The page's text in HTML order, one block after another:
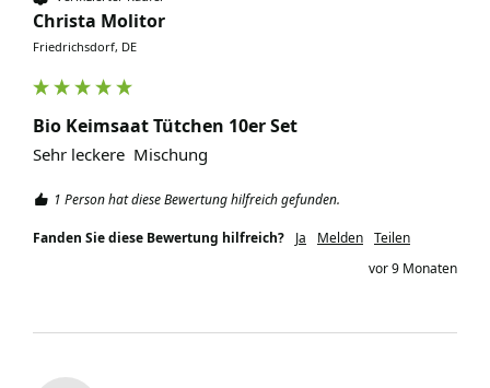
Christa Molitor
Friedrichsdorf, DE
Bio Keimsaat Tütchen 10er Set
Sehr leckere  Mischung
1 Person hat diese Bewertung hilfreich gefunden.
Fanden Sie diese Bewertung hilfreich? Ja Melden Teilen
vor 9 Monaten